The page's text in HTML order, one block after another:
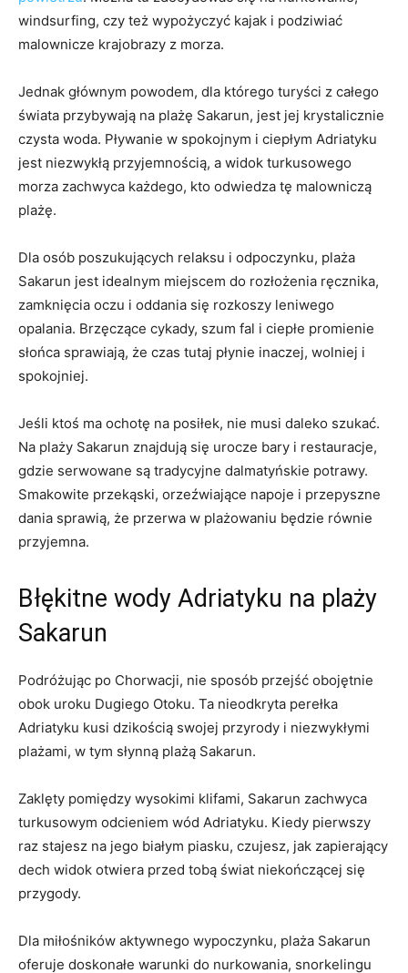
windsurfing, czy też wypożyczyć kajak i ⁢podziwiać
⁤malownicze krajobrazy z morza.
Jednak‌ głównym powodem, dla‌ którego turyści ‍z⁣ całego
świata przybywają na plażę ⁢Sakarun, jest jej krystalicznie⁤
czysta woda. Pływanie ⁢w ⁤spokojnym i ciepłym Adriatyku
jest niezwykłą przyjemnością, a ​widok turkusowego
morza ‍zachwyca każdego, ⁣kto odwiedza tę⁢ malowniczą
plażę.
Dla‍ osób poszukujących relaksu ‌i ⁢odpoczynku, plaża⁤
Sakarun jest idealnym miejscem ‍do⁢ rozłożenia ręcznika,
zamknięcia oczu i oddania się ​rozkoszy leniwego⁣
opalania.⁣ Brzęczące ⁣cykady,‍ szum fal i⁢ ciepłe promienie
słońca sprawiają, że czas ‍tutaj płynie inaczej, wolniej i⁣
spokojniej.
Jeśli ​ktoś ma ⁣ochotę na posiłek, nie musi daleko szukać.
‍Na plaży Sakarun znajdują⁤ się urocze bary i restauracje,
gdzie serwowane są tradycyjne dalmatyńskie⁤ potrawy.
Smakowite przekąski, orzeźwiające napoje ‍i przepyszne
dania sprawią, że przerwa w plażowaniu ‌będzie ⁢równie
‌przyjemna.
Błękitne wody Adriatyku na plaży
Sakarun
Podróżując ⁢po‌ Chorwacji, nie sposób przejść obojętnie
obok uroku‌ Dugiego ​Otoku. Ta ​nieodkryta perełka
Adriatyku kusi ⁣dzikością ⁤swojej przyrody i niezwykłymi⁢
plażami, w tym słynną⁢ plażą Sakarun.
Zaklęty pomiędzy wysokimi klifami, Sakarun zachwyca‌
turkusowym odcieniem wód Adriatyku. Kiedy ‌pierwszy
raz stajesz⁢ na jego‌ białym piasku, czujesz, jak zapierający
dech widok otwiera przed tobą ‍świat ‍niekończącej się
⁣przygody.
Dla miłośników aktywnego ‍wypoczynku, ⁢plaża Sakarun
oferuje⁣ doskonałe warunki ‌do nurkowania, snorkelingu